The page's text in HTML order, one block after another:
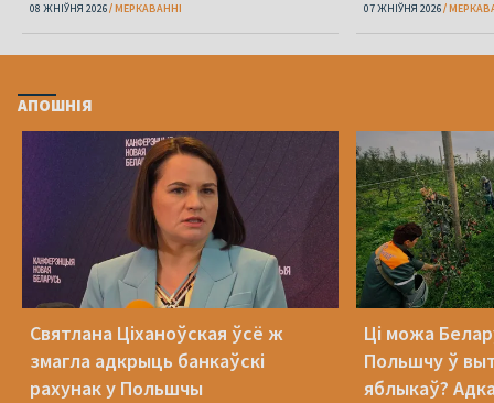
08 ЖНІЎНЯ 2026 МЕРКАВАННI 07 ЖНІЎНЯ 2026
АПОШНІЯ
Святлана Ціханоўская ўсё ж
змагла адкрыць банкаўскі
рахунак у Польшчы
Ці можа
Польшчу ў
яблыкаў?